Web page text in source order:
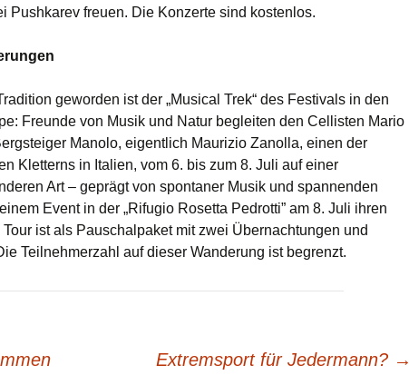
Pushkarev freuen. Die Konzerte sind kostenlos.
geworden ist der „Musical Trek“ des Festivals in den
Freunde von Musik und Natur begleiten den Cellisten Mario
Manolo, eigentlich Maurizio Zanolla, einen der
Kletterns in Italien, vom 6. bis zum 8. Juli auf einer
Art – geprägt von spontaner Musik und spannenden
Event in der „Rifugio Rosetta Pedrotti” am 8. Juli ihren
ist als Pauschalpaket mit zwei Übernachtungen und
Teilnehmerzahl auf dieser Wanderung ist begrenzt.
Extremsport für Jedermann? →